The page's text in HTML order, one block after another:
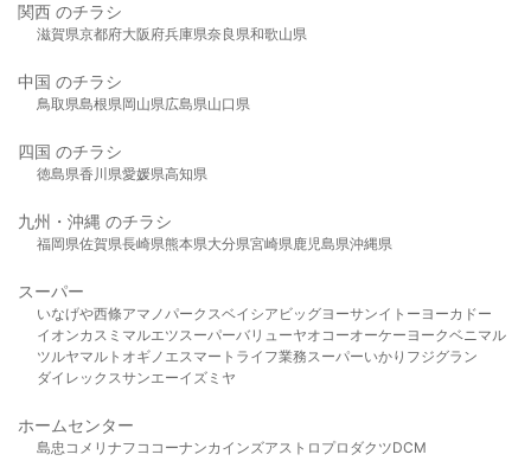
関西 のチラシ
滋賀県京都府大阪府兵庫県奈良県和歌山県
中国 のチラシ
鳥取県島根県岡山県広島県山口県
四国 のチラシ
徳島県香川県愛媛県高知県
九州・沖縄 のチラシ
福岡県佐賀県長崎県熊本県大分県宮崎県鹿児島県沖縄県
スーパー
いなげや西條アマノパークスベイシア ビッグヨーサンイトーヨーカドー
イオンカスミ マルエツスーパーバリューヤオコーオーケー ヨークベニマル
ツルヤマルト オギノ エスマート ライフ業務スーパーいかり フジグラン
ダイレックスサンエーイズミヤ
ホームセンター
島忠 コメリ ナフコ コーナンカインズアストロプロダクツDCM